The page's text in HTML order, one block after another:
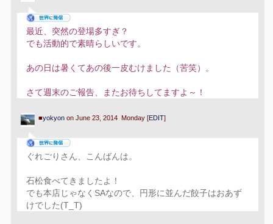
最近、突然の登場多すぎ？
でも活動的で素晴らしいです。
あの日は暑くてあの後一皮むけました（苦笑）。
さて週末のご報告、またお待ちしてますよ～！
■yokyonon June 23, 2014 Monday [EDIT]
ぐれごりさん、こんばんは。
石松食べてきましたよ！
でも本店じゃなくSAなので、円形に並んだ餃子はおあず
けでした(T_T)